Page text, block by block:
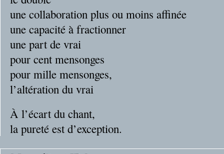
une collaboration plus ou moins affinée
une capacité à fractionner
une part de vrai
pour cent mensonges
pour mille mensonges,
l’altération du vrai
À l’écart du chant,
la pureté est d’exception.